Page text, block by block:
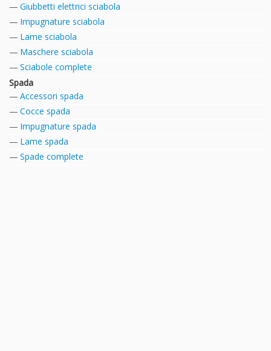
Giubbetti elettrici sciabola
Impugnature sciabola
Lame sciabola
Maschere sciabola
Sciabole complete
Spada
Accessori spada
Cocce spada
Impugnature spada
Lame spada
Spade complete